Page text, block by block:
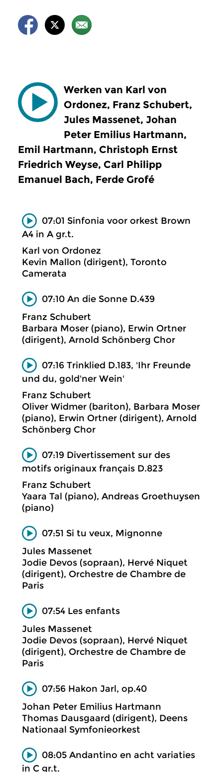
Werken van Karl von
Ordonez, Franz Schubert,
Jules Massenet, Johan
Peter Emilius Hartmann,
Emil Hartmann, Christoph Ernst
Friedrich Weyse, Carl Philipp
Emanuel Bach, Ferde Grofé
07:01 Sinfonia voor orkest Brown
A4 in A gr.t.
Karl von Ordonez
Kevin Mallon (dirigent), Toronto
Camerata
07:10 An die Sonne D.439
Franz Schubert
Barbara Moser (piano), Erwin Ortner
(dirigent), Arnold Schönberg Chor
07:16 Trinklied D.183, 'Ihr Freunde
und du, gold'ner Wein'
Franz Schubert
Oliver Widmer (bariton), Barbara Moser
(piano), Erwin Ortner (dirigent), Arnold
Schönberg Chor
07:19 Divertissement sur des
motifs originaux français D.823
Franz Schubert
Yaara Tal (piano), Andreas Groethuysen
(piano)
07:51 Si tu veux, Mignonne
Jules Massenet
Jodie Devos (sopraan), Hervé Niquet
(dirigent), Orchestre de Chambre de
Paris
07:54 Les enfants
Jules Massenet
Jodie Devos (sopraan), Hervé Niquet
(dirigent), Orchestre de Chambre de
Paris
07:56 Hakon Jarl, op.40
Johan Peter Emilius Hartmann
Thomas Dausgaard (dirigent), Deens
Nationaal Symfonieorkest
08:05 Andantino en acht variaties
in C gr.t.